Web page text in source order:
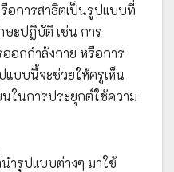
อการสาธิตเป็นรูปแบบที่
ษะปฏิบัติ เช่น การ
อกกำลังกาย หรือการ
แบบนี้จะช่วยให้ครูเห็น
ในการประยุกต์ใช้ความ
ำรูปแบบต่างๆ มาใช้